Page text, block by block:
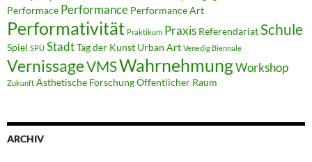
Performace Performance Performance Art
Performativität Praktikum Praxis Referendariat Schule
Spiel SPÜ StadtTag der Kunst Urban Art Venedig Biennale
VernissageVMSWahrnehmungWorkshop
Zukunft Ästhetische ForschungÖffentlicher Raum
ARCHIV